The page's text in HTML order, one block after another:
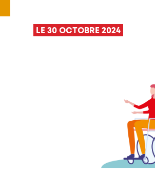
LE 30 OCTOBRE 2024